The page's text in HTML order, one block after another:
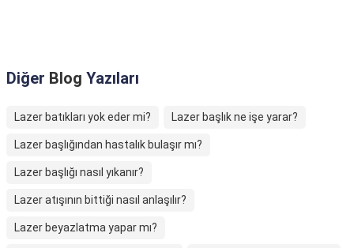
Diğer Blog Yazıları
Lazer batıkları yok eder mi? Lazer başlık ne işe yarar?
Lazer başlığından hastalık bulaşır mı?
Lazer başlığı nasıl yıkanır?
Lazer atışının bittiği nasıl anlaşılır?
Lazer beyazlatma yapar mı?